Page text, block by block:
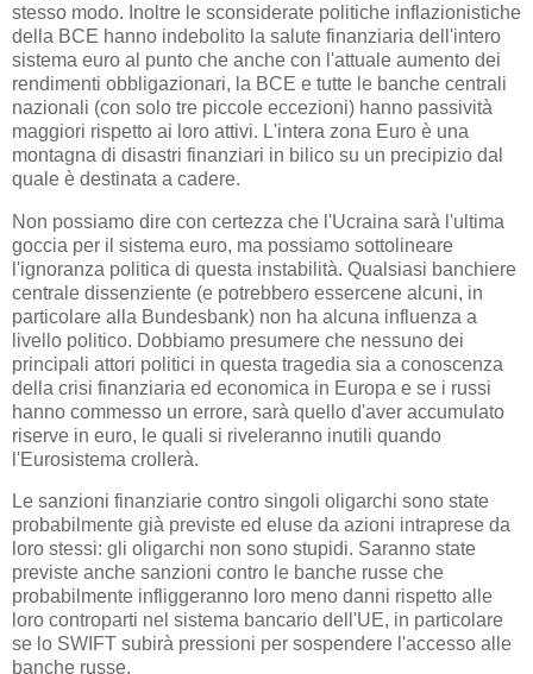
stesso modo. Inoltre le sconsiderate politiche inflazionistiche
della BCE hanno indebolito la salute finanziaria dell'intero
sistema euro al punto che anche con l'attuale aumento dei
rendimenti obbligazionari, la BCE e tutte le banche centrali
nazionali (con solo tre piccole eccezioni) hanno passività
maggiori rispetto ai loro attivi. L'intera zona Euro è una
montagna di disastri finanziari in bilico su un precipizio dal
quale è destinata a cadere.
Non possiamo dire con certezza che l'Ucraina sarà l'ultima
goccia per il sistema euro, ma possiamo sottolineare
l'ignoranza politica di questa instabilità. Qualsiasi banchiere
centrale dissenziente (e potrebbero essercene alcuni, in
particolare alla Bundesbank) non ha alcuna influenza a
livello politico. Dobbiamo presumere che nessuno dei
principali attori politici in questa tragedia sia a conoscenza
della crisi finanziaria ed economica in Europa e se i russi
hanno commesso un errore, sarà quello d'aver accumulato
riserve in euro, le quali si riveleranno inutili quando
l'Eurosistema crollerà.
Le sanzioni finanziarie contro singoli oligarchi sono state
probabilmente già previste ed eluse da azioni intraprese da
loro stessi: gli oligarchi non sono stupidi. Saranno state
previste anche sanzioni contro le banche russe che
probabilmente infliggeranno loro meno danni rispetto alle
loro controparti nel sistema bancario dell'UE, in particolare
se lo SWIFT subirà pressioni per sospendere l'accesso alle
banche russe.